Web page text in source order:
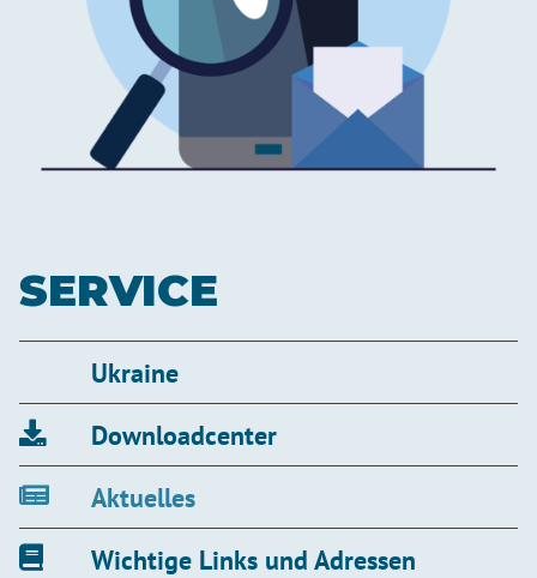
SERVICE
Ukraine
Downloadcenter
Aktuelles
Wichtige Links und Adressen